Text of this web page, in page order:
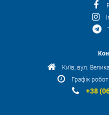
Київ, вул.
Графік
+38